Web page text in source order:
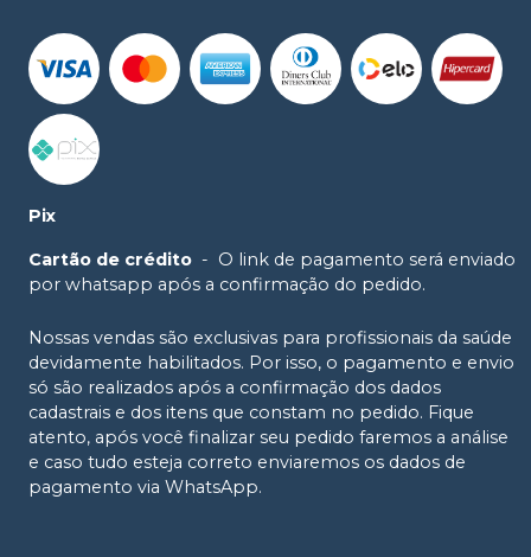
Pix
Cartão de crédito - O link de pagamento será enviado
por whatsapp após a confirmação do pedido.
Nossas vendas são exclusivas para profissionais da saúde
devidamente habilitados. Por isso, o pagamento e envio
só são realizados após a confirmação dos dados
cadastrais e dos itens que constam no pedido. Fique
atento, após você finalizar seu pedido faremos a análise
e caso tudo esteja correto enviaremos os dados de
pagamento via WhatsApp.